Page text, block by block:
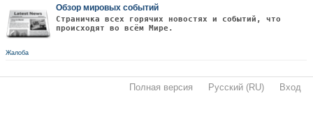
Обзор мировых событий
Страничка всех горячих новостях и событий, что
происходят во всём Мире.
Жалоба
Полная версия Русский (RU) Вход